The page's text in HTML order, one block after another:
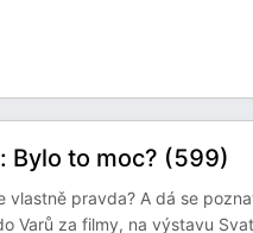
Bylo to moc? (599)
pravda? A dá se
Varů za filmy, na výstavu